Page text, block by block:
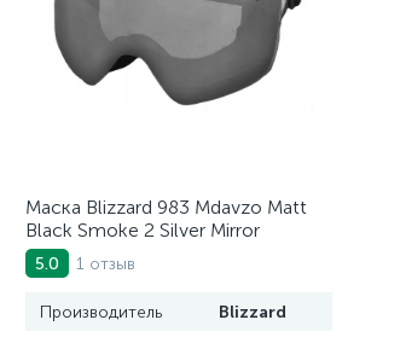
Маска Blizzard 983 Mdavzo Matt
Black Smoke 2 Silver Mirror
5.0 1 отзыв
Производитель Blizzard